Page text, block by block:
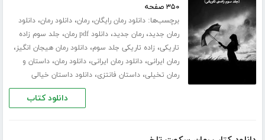
۳۵۰ صفحه
برچسب‌ها:دانلود رمان رایگان،رمان،دانلود رمان،دانلود
رمان جدید،رمان جدید،دانلود pdf رمان ، جلد سوم زاده
تاریکی، زاده تاریکی جلد سوم،دانلود رمان هیجان انگیز،
رمان ایرانی،دانلود رمان ایرانی،دانلود رمان،داستان و
رمان تخیلی،داستان فانتزی،دانلود داستان خیالی
دانلود کتاب